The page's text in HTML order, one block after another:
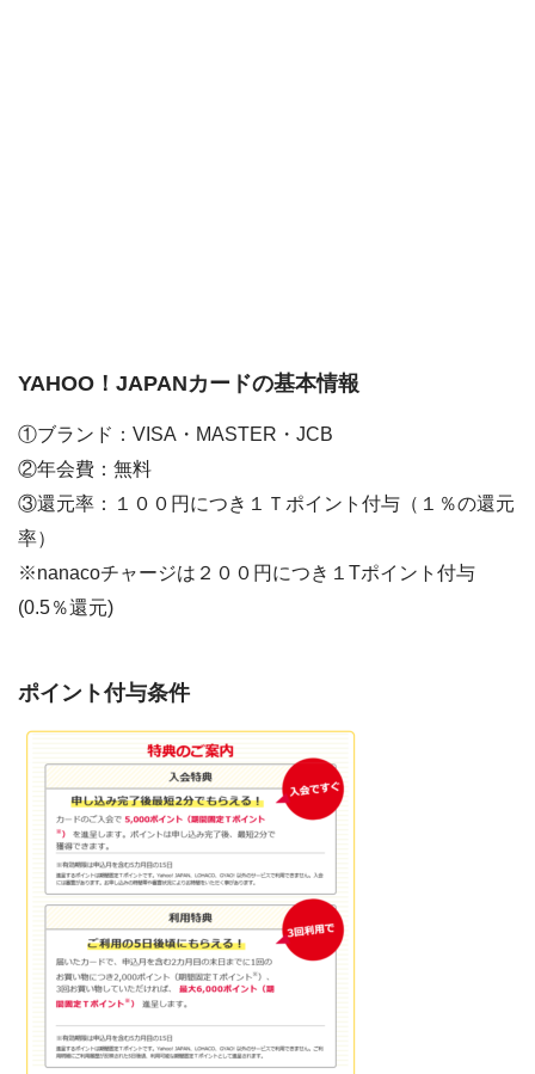
YAHOO！JAPANカードの基本情報
①ブランド：VISA・MASTER・JCB
②年会費：無料
③還元率：１００円につき１Ｔポイント付与（１％の還元
率）
※nanacoチャージは２００円につき１Tポイント付与
(0.5％還元)
ポイント付与条件